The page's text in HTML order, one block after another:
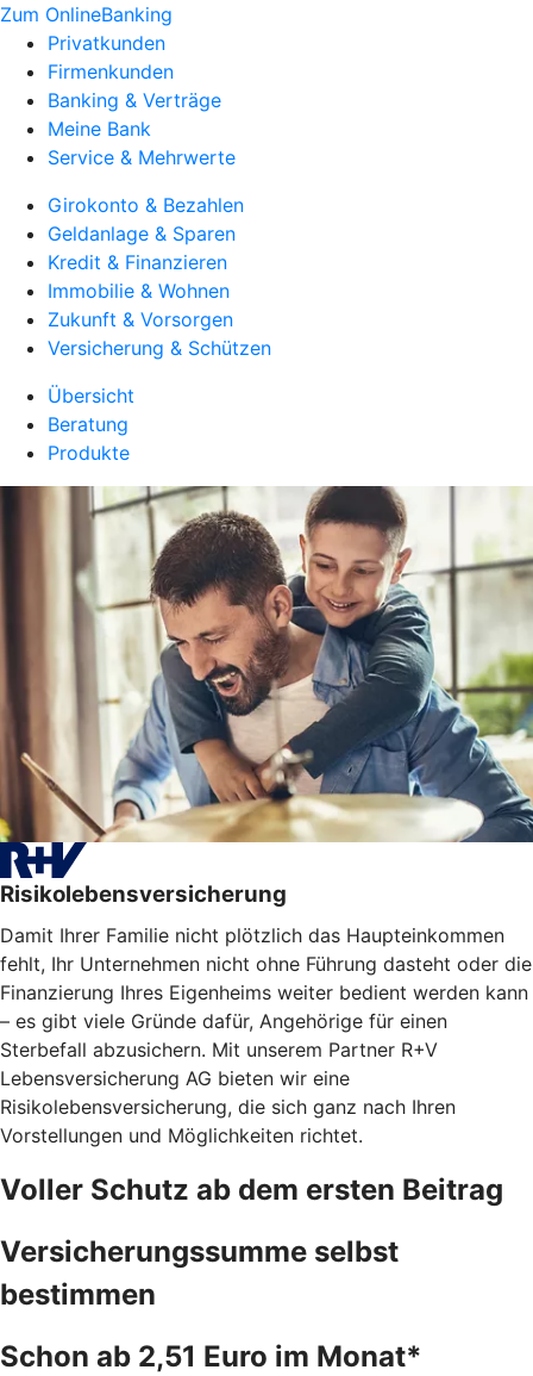
Zum OnlineBanking
Privatkunden
Firmenkunden
Banking & Verträge
Meine Bank
Service & Mehrwerte
Girokonto & Bezahlen
Geldanlage & Sparen
Kredit & Finanzieren
Immobilie & Wohnen
Zukunft & Vorsorgen
Versicherung & Schützen
Übersicht
Beratung
Produkte
Risikolebensversicherung
Damit Ihrer Familie nicht plötzlich das Haupteinkommen
fehlt, Ihr Unternehmen nicht ohne Führung dasteht oder die
Finanzierung Ihres Eigenheims weiter bedient werden kann
– es gibt viele Gründe dafür, Angehörige für einen
Sterbefall abzusichern. Mit unserem Partner R+V
Lebensversicherung AG bieten wir eine
Risikolebensversicherung, die sich ganz nach Ihren
Vorstellungen und Möglichkeiten richtet.
Voller Schutz ab dem ersten Beitrag
Versicherungssumme selbst
bestimmen
Schon ab 2,51 Euro im Monat*